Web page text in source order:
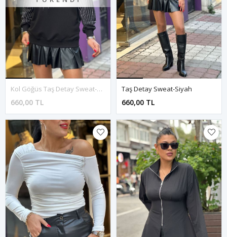
Kol Göğüs Taş Detay Sweat-Siyah
660,00 TL
Taş Detay Sweat-Siyah
660,00 TL